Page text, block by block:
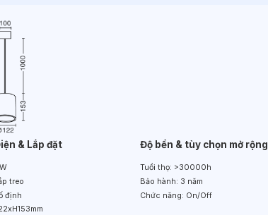
& Lắp đặt
treo
định
Độ bền & tùy chọn mở rộng
Tuổi thọ: >30000h
Bảo hành: 3 năm
Chức năng: On/Off